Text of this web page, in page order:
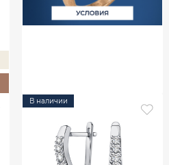
В наличии